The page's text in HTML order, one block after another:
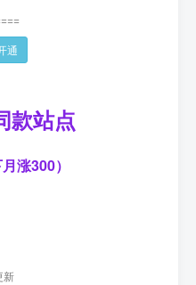
通
款站点
涨300）
新